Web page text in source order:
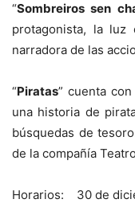
“Sombreiros sen
protagonista, la
narradora de las
“Piratas” cuenta
una historia de
búsquedas de
de la compañía
Horarios: 30 de